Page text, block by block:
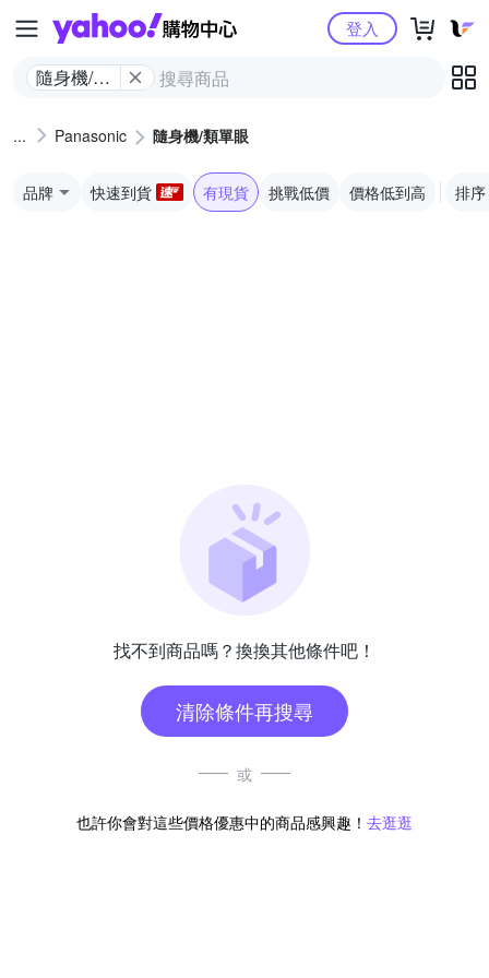
Yahoo購物中心
隨身機/類
登入
Panasonic 隨身機/類單眼
品牌 快速到貨 有現貨 挑戰低價 價格低到高 排序
找不到商品嗎？換換其他條件吧！
清除條件再搜尋
或
也許你會對這些價格優惠中的商品感興趣！ 去逛逛